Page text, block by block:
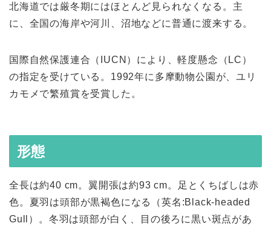
北海道では厳冬期にはほとんど見られなくなる。主
に、全国の海岸や河川、沼地などに普通に渡来する。
国際自然保護連合（IUCN）により、軽度懸念（LC）
の指定を受けている。1992年に多摩動物公園が、ユリ
カモメで繁殖賞を受賞した。
形態
全長は約40 cm。翼開張は約93 cm。足とくちばしは赤
色。夏羽は頭部が黒褐色になる（英名:Black-headed
Gull）。冬羽は頭部が白く、目の後ろに黒い斑点があ